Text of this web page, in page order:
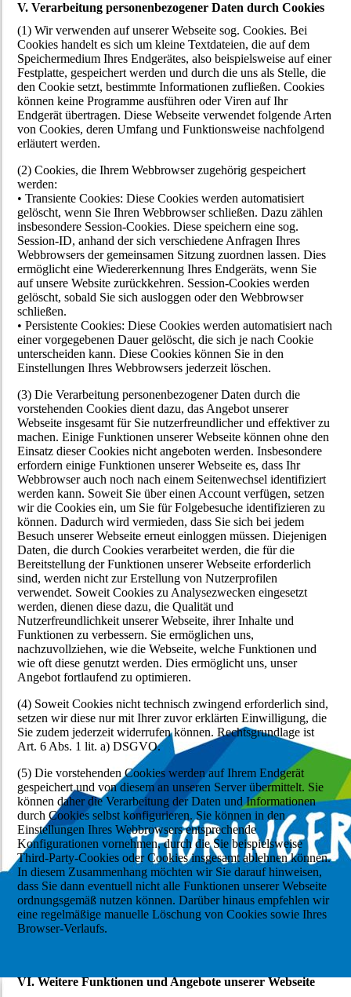
V. Verarbeitung personenbezogener Daten durch Cookies
(1) Wir verwenden auf unserer Webseite sog. Cookies. Bei
Cookies handelt es sich um kleine Textdateien, die auf dem
Speichermedium Ihres Endgerätes, also beispielsweise auf einer
Festplatte, gespeichert werden und durch die uns als Stelle, die
den Cookie setzt, bestimmte Informationen zufließen. Cookies
können keine Programme ausführen oder Viren auf Ihr
Endgerät übertragen. Diese Webseite verwendet folgende Arten
von Cookies, deren Umfang und Funktionsweise nachfolgend
erläutert werden.
(2) Cookies, die Ihrem Webbrowser zugehörig gespeichert
werden:
• Transiente Cookies: Diese Cookies werden automatisiert
gelöscht, wenn Sie Ihren Webbrowser schließen. Dazu zählen
insbesondere Session-Cookies. Diese speichern eine sog.
Session-ID, anhand der sich verschiedene Anfragen Ihres
Webbrowsers der gemeinsamen Sitzung zuordnen lassen. Dies
ermöglicht eine Wiedererkennung Ihres Endgeräts, wenn Sie
auf unsere Website zurückkehren. Session-Cookies werden
gelöscht, sobald Sie sich ausloggen oder den Webbrowser
schließen.
• Persistente Cookies: Diese Cookies werden automatisiert nach
einer vorgegebenen Dauer gelöscht, die sich je nach Cookie
unterscheiden kann. Diese Cookies können Sie in den
Einstellungen Ihres Webbrowsers jederzeit löschen.
(3) Die Verarbeitung personenbezogener Daten durch die
vorstehenden Cookies dient dazu, das Angebot unserer
Webseite insgesamt für Sie nutzerfreundlicher und effektiver zu
machen. Einige Funktionen unserer Webseite können ohne den
Einsatz dieser Cookies nicht angeboten werden. Insbesondere
erfordern einige Funktionen unserer Webseite es, dass Ihr
Webbrowser auch noch nach einem Seitenwechsel identifiziert
werden kann. Soweit Sie über einen Account verfügen, setzen
wir die Cookies ein, um Sie für Folgebesuche identifizieren zu
können. Dadurch wird vermieden, dass Sie sich bei jedem
Besuch unserer Webseite erneut einloggen müssen. Diejenigen
Daten, die durch Cookies verarbeitet werden, die für die
Bereitstellung der Funktionen unserer Webseite erforderlich
sind, werden nicht zur Erstellung von Nutzerprofilen
verwendet. Soweit Cookies zu Analysezwecken eingesetzt
werden, dienen diese dazu, die Qualität und
Nutzerfreundlichkeit unserer Webseite, ihrer Inhalte und
Funktionen zu verbessern. Sie ermöglichen uns,
nachzuvollziehen, wie die Webseite, welche Funktionen und
wie oft diese genutzt werden. Dies ermöglicht uns, unser
Angebot fortlaufend zu optimieren.
(4) Soweit Cookies nicht technisch zwingend erforderlich sind,
setzen wir diese nur mit Ihrer zuvor erklärten Einwilligung, die
Sie zudem jederzeit widerrufen können. Rechtsgrundlage ist
Art. 6 Abs. 1 lit. a) DSGVO.
(5) Die vorstehenden Cookies werden auf Ihrem Endgerät
gespeichert und von diesem an unseren Server übermittelt. Sie
können daher die Verarbeitung der Daten und Informationen
durch Cookies selbst konfigurieren. Sie können in den
Einstellungen Ihres Webbrowsers entsprechende
Konfigurationen vornehmen, durch die Sie beispielsweise
Third-Party-Cookies oder Cookies insgesamt ablehnen können.
In diesem Zusammenhang möchten wir Sie darauf hinweisen,
dass Sie dann eventuell nicht alle Funktionen unserer Webseite
ordnungsgemäß nutzen können. Darüber hinaus empfehlen wir
eine regelmäßige manuelle Löschung von Cookies sowie Ihres
Browser-Verlaufs.
VI. Weitere Funktionen und Angebote unserer Webseite